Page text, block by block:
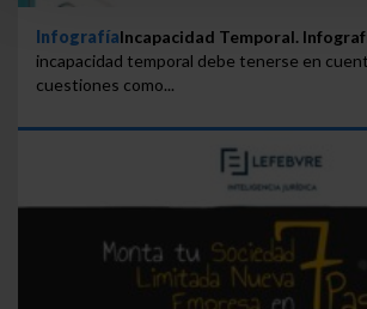
También puedes
seleccionar solo aquellas que
navegador. Si no seleccionas
Saber más acerca de las cookies
InfografíaIncapacidad Temporal.
incapacidad temporal debe tenerse en
cuestiones como...